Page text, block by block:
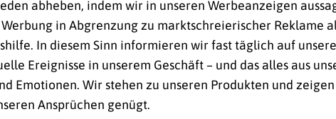
abheben, indem wir in unseren Werbeanzeigen
in Abgrenzung zu marktschreierischer Reklame
In diesem Sinn informieren wir fast täglich auf
Ereignisse in unserem Geschäft – und das alles aus
Emotionen. Wir stehen zu unseren Produkten und
Ansprüchen genügt.